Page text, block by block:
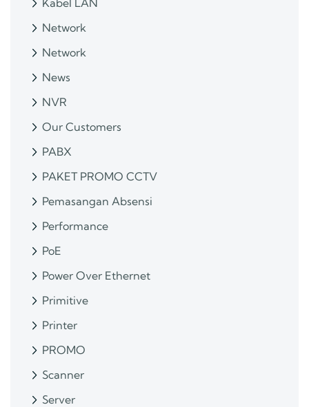
Kabel LAN
Network
Network
News
NVR
Our Customers
PABX
PAKET PROMO CCTV
Pemasangan Absensi
Performance
PoE
Power Over Ethernet
Primitive
Printer
PROMO
Scanner
Server